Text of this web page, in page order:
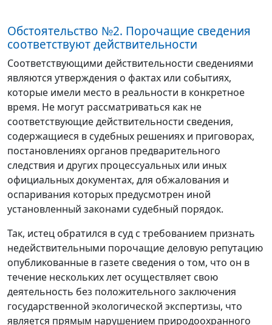
Обстоятельство №2. Порочащие сведения
соответствуют действительности
Соответствующими действительности сведениями
являются утверждения о фактах или событиях,
которые имели место в реальности в конкретное
время. Не могут рассматриваться как не
соответствующие действительности сведения,
содержащиеся в судебных решениях и приговорах,
постановлениях органов предварительного
следствия и других процессуальных или иных
официальных документах, для обжалования и
оспаривания которых предусмотрен иной
установленный законами судебный порядок.
Так, истец обратился в суд с требованием признать
недействительными порочащие деловую репутацию
опубликованные в газете сведения о том, что он в
течение нескольких лет осуществляет свою
деятельность без положительного заключения
государственной экологической экспертизы, что
является прямым нарушением природоохранного